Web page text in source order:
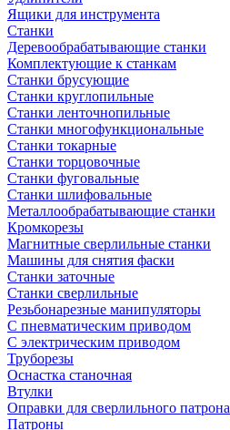
Ящики для инструмента
Станки
Деревообрабатывающие станки
Комплектующие к станкам
Станки брусующие
Станки круглопильные
Станки ленточнопильные
Станки многофункциональные
Станки токарные
Станки торцовочные
Станки фуговальные
Станки шлифовальные
Металлообрабатывающие станки
Кромкорезы
Магнитные сверлильные станки
Машины для снятия фаски
Станки заточные
Станки сверлильные
Резьбонарезные манипуляторы
С пневматическим приводом
С электрическим приводом
Труборезы
Оснастка станочная
Втулки
Оправки для сверлильного патрона
Патроны